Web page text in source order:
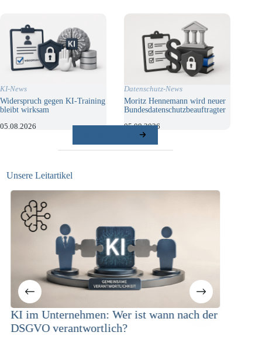
KI-News
Widerspruch gegen KI-Training
bleibt wirksam
05.08.2026
Datenschutz-News
Moritz Hennemann wird neuer
Bundesdatenschutzbeauftragter
05.08.2026
Unsere Leitartikel
Wer ist wann nach der
KI-Compliance in der